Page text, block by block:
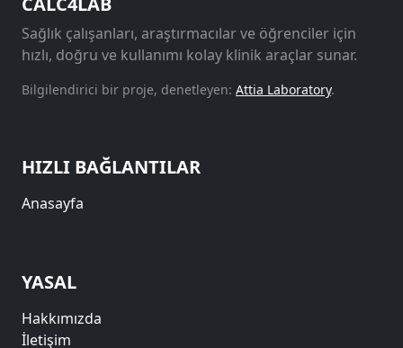
Sağlık çalışanları, araştırmacılar ve öğrenciler için
hızlı, doğru ve kullanımı kolay klinik araçlar sunar.
Bilgilendirici bir proje, denetleyen: Attia Laboratory.
HIZLI BAĞLANTILAR
Anasayfa
YASAL
Hakkımızda
İletişim